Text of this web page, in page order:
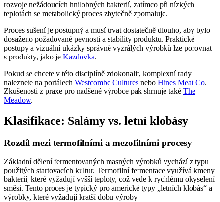
rozvoje nežádoucích hnilobných bakterií, zatímco při nízkých
teplotách se metabolický proces zbytečně zpomaluje.
Proces sušení je postupný a musí trvat dostatečně dlouho, aby bylo
dosaženo požadované pevnosti a stability produktu. Praktické
postupy a vizuální ukázky správně vyzrálých výrobků lze porovnat
s produkty, jako je Kazdovka.
Pokud se chcete v této disciplíně zdokonalit, komplexní rady
naleznete na portálech Westcombe Cultures nebo Hines Meat Co.
Zkušenosti z praxe pro nadšené výrobce pak shrnuje také The
Meadow.
Klasifikace: Salámy vs. letní klobásy
Rozdíl mezi termofilními a mezofilními procesy
Základní dělení fermentovaných masných výrobků vychází z typu
použitých startovacích kultur. Termofilní fermentace využívá kmeny
bakterií, které vyžadují vyšší teploty, což vede k rychlému okyselení
směsi. Tento proces je typický pro americké typy „letních klobás“ a
výrobky, které vyžadují kratší dobu výroby.